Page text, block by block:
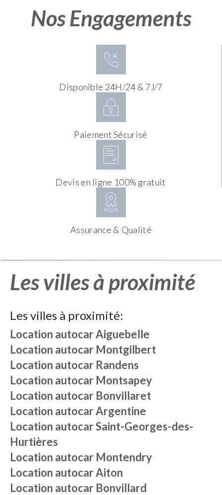
Nos Engagements
Disponible 24H/24 & 7J/7
Paiement Sécurisé
Devis en ligne 100% gratuit
Assurance & Qualité
Les villes à proximité
Les villes à proximité:
Location autocarAiguebelle
Location autocar Montgilbert
Location autocar Randens
Location autocar Montsapey
Location autocar Bonvillaret
Location autocarArgentine
Location autocarSaint-Georges-des-
Hurtières
Location autocar Montendry
Location autocarAiton
Location autocar Bonvillard